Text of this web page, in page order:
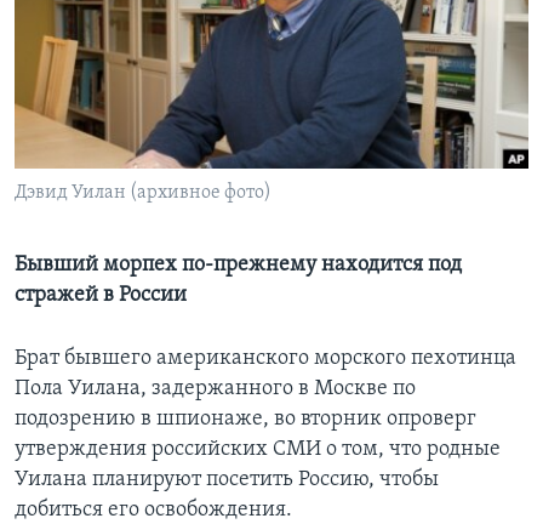
Learning English
СОЦИАЛЬНЫЕ СЕТИ
Дэвид Уилан (архивное фото)
Бывший морпех по-прежнему находится под
стражей в России
Брат бывшего американского морского пехотинца
Пола Уилана, задержанного в Москве по
подозрению в шпионаже, во вторник опроверг
утверждения российских СМИ о том, что родные
Уилана планируют посетить Россию, чтобы
добиться его освобождения.